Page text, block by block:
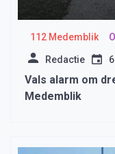
112 Medemblik
Redactie
Vals alarm om
Medemblik